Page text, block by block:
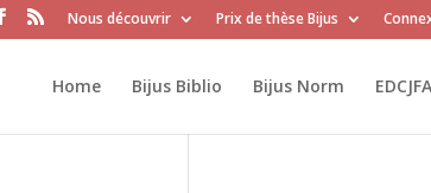
Nous découvrir Prix de thèse Bijus
Home Bijus Biblio Bijus Norm EDCJFA